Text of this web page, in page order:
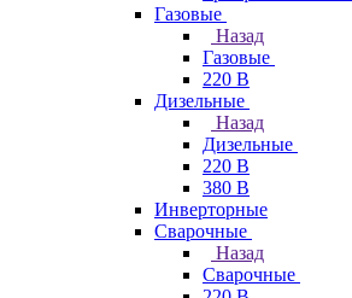
Газовые
Назад
Газовые
220 В
Дизельные
Назад
Дизельные
220 В
380 В
Инверторные
Сварочные
Назад
Сварочные